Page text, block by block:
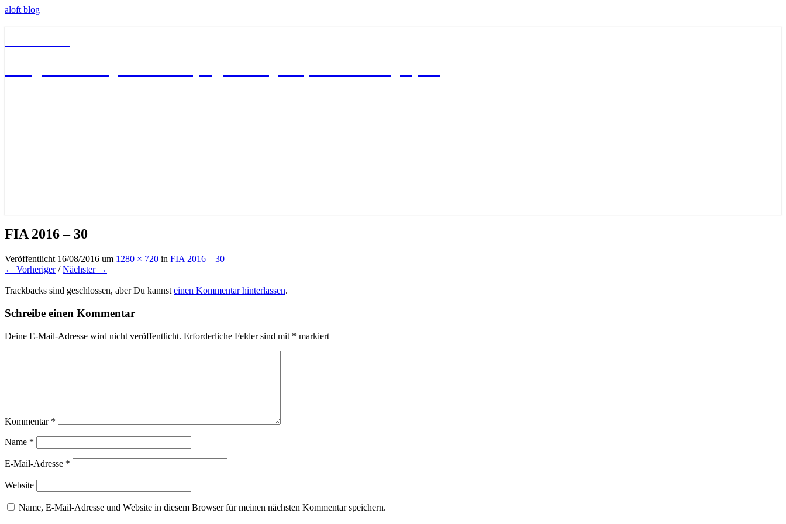
aloft blog
FIA 2016 – 30
Veröffentlicht 16/08/2016 um 1280 × 720 in FIA 2016 – 30
← Vorheriger/Nächster →
Trackbacks sind geschlossen, aber Du kannst einen Kommentar hinterlassen.
Schreibe einen Kommentar
Deine E-Mail-Adresse wird nicht veröffentlicht. Erforderliche Felder sind mit * markiert
Kommentar *
Name *
E-Mail-Adresse *
Website
Name, E-Mail-Adresse und Website in diesem Browser für meinen nächsten Kommentar speichern.